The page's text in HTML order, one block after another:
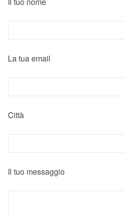
La tua email
Città
Il tuo messaggio